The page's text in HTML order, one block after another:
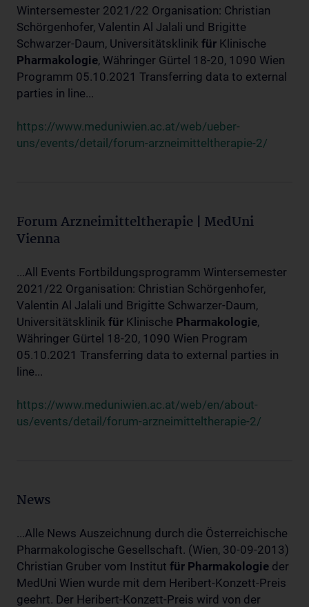
Wintersemester 2021/22 Organisation: Christian
Schörgenhofer, Valentin Al Jalali und Brigitte
Schwarzer-Daum, Universitätsklinik für Klinische
Pharmakologie, Währinger Gürtel 18-20, 1090 Wien
Programm 05.10.2021 Transferring data to external
parties in line...
https://www.meduniwien.ac.at/web/ueber-
uns/events/detail/forum-arzneimitteltherapie-2/
Forum Arzneimitteltherapie | MedUni
Vienna
...All Events Fortbildungsprogramm Wintersemester
2021/22 Organisation: Christian Schörgenhofer,
Valentin Al Jalali und Brigitte Schwarzer-Daum,
Universitätsklinik für Klinische Pharmakologie,
Währinger Gürtel 18-20, 1090 Wien Program
05.10.2021 Transferring data to external parties in
line...
https://www.meduniwien.ac.at/web/en/about-
us/events/detail/forum-arzneimitteltherapie-2/
News
...Alle News Auszeichnung durch die Österreichische
Pharmakologische Gesellschaft. (Wien, 30-09-2013)
Christian Gruber vom Institut für Pharmakologie der
MedUni Wien wurde mit dem Heribert-Konzett-Preis
geehrt. Der Heribert-Konzett-Preis wird von der